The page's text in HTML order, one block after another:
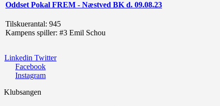
Oddset Pokal FREM - Næstved BK d. 09.08.23
Tilskuerantal: 945
Kampens spiller: #3 Emil Schou
Linkedin Twitter
Facebook
Instagram
Klubsangen